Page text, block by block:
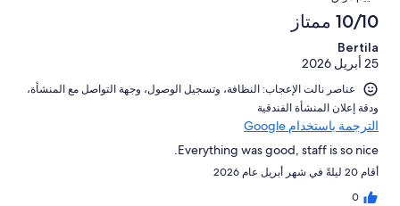
10/10 ممتاز
Bertila
25 أبريل 2026
عناصر نالت الإعجاب: ⁦النظافة⁩، و⁦تسجيل الوصول⁩، و⁦جهة التواصل مع المنشأة⁩،
و⁦دقة إعلان المنشأة الفندقية⁩
الترجمة باستخدام Google
Everything was good, staff is so nice.
أقام 20 ليلةً في شهر أبريل عام 2026
0